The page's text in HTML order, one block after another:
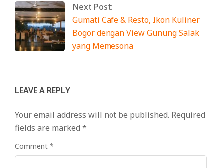
Next Post:
Gumati Cafe & Resto, Ikon Kuliner
Bogor dengan View Gunung Salak
yang Memesona
LEAVE A REPLY
Your email address will not be published. Required
fields are marked *
Comment *